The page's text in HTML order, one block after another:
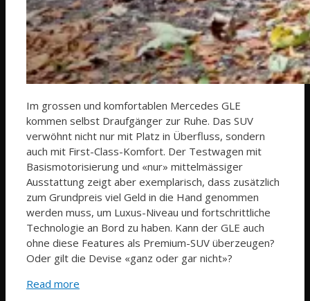
Im grossen und komfortablen Mercedes GLE
kommen selbst Draufgänger zur Ruhe. Das SUV
verwöhnt nicht nur mit Platz in Überfluss, sondern
auch mit First-Class-Komfort. Der Testwagen mit
Basismotorisierung und «nur» mittelmässiger
Ausstattung zeigt aber exemplarisch, dass zusätzlich
zum Grundpreis viel Geld in die Hand genommen
werden muss, um Luxus-Niveau und fortschrittliche
Technologie an Bord zu haben. Kann der GLE auch
ohne diese Features als Premium-SUV überzeugen?
Oder gilt die Devise «ganz oder gar nicht»?
Read more